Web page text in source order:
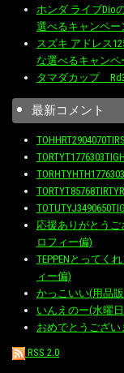
ホンダ ライブDio
選べるキャンペー
スズキ アドレス
な選べるキャンペ
タマダカップ
最新コメント
応援ありがとうご
ロフィー偏)
TEPPENとってく
ィー偏)
かっこいい(用品
いんえのー(水曜
おめでとうござい
RSS 2.0